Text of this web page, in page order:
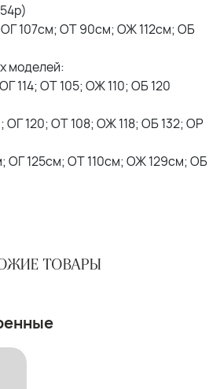
107см; ОТ 90см; ОЖ 112см; ОБ
моделей:
114; ОТ 105; ОЖ 110; ОБ 120
ОГ 120; ОТ 108; ОЖ 118; ОБ 132; ОР
ОГ 125см; ОТ 110см; ОЖ 129см; ОБ
ТОВАРЫ